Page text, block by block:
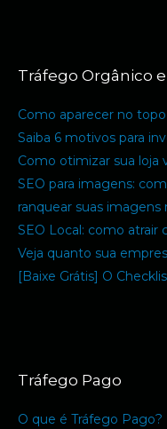
Tráfego Orgânico e
Como aparecer no
Saiba 6 motivos para
Como otimizar sua loja
SEO para imagens:
ranquear suas imagens
SEO Local: como atrair
Veja quanto sua
[Baixe Grátis] O
Tráfego Pago
O que é Tráfego Pago?